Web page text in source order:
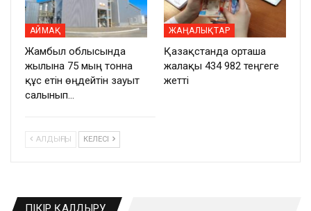
АЙМАҚ
Жамбыл облысында
жылына 75 мың тонна
құс етін өңдейтін зауыт
салынып…
ЖАҢАЛЫҚТАР
Қазақстанда орташа
жалақы 434 982 теңгеге
жетті
АЛДЫҢҒЫ КЕЛЕСІ
ПІКІР ҚАЛДЫРУ